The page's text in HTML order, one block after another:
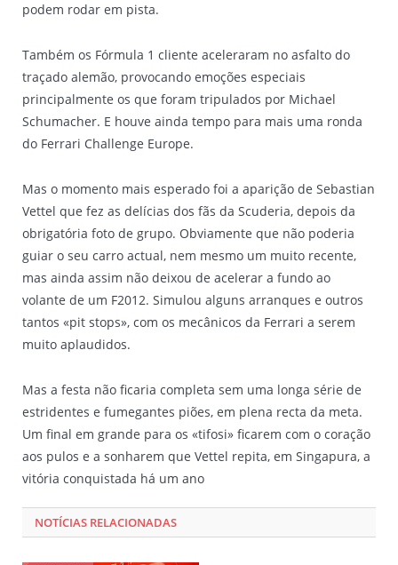
podem rodar em pista.
Também os Fórmula 1 cliente aceleraram no asfalto do
traçado alemão, provocando emoções especiais
principalmente os que foram tripulados por Michael
Schumacher. E houve ainda tempo para mais uma ronda
do Ferrari Challenge Europe.
Mas o momento mais esperado foi a aparição de Sebastian
Vettel que fez as delícias dos fãs da Scuderia, depois da
obrigatória foto de grupo. Obviamente que não poderia
guiar o seu carro actual, nem mesmo um muito recente,
mas ainda assim não deixou de acelerar a fundo ao
volante de um F2012. Simulou alguns arranques e outros
tantos «pit stops», com os mecânicos da Ferrari a serem
muito aplaudidos.
Mas a festa não ficaria completa sem uma longa série de
estridentes e fumegantes piões, em plena recta da meta.
Um final em grande para os «tifosi» ficarem com o coração
aos pulos e a sonharem que Vettel repita, em Singapura, a
vitória conquistada há um ano
NOTÍCIAS RELACIONADAS